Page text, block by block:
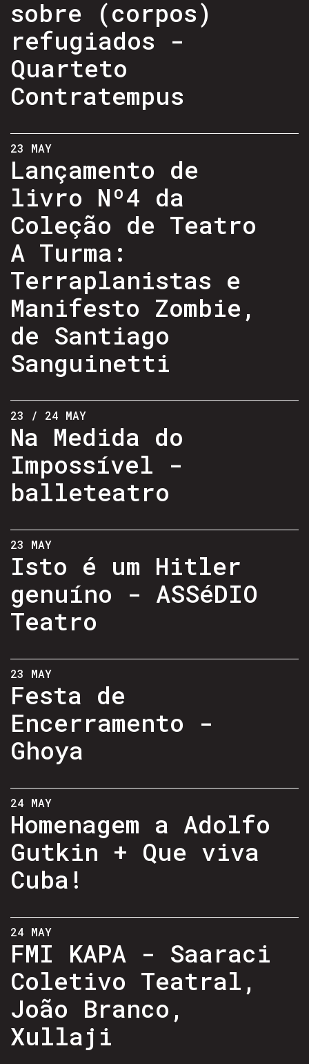
sobre (corpos)
refugiados -
Quarteto
Contratempus
23 MAY
Lançamento de
livro Nº4 da
Coleção de Teatro
A Turma:
Terraplanistas e
Manifesto Zombie,
de Santiago
Sanguinetti
23 / 24 MAY
Na Medida do
Impossível -
balleteatro
23 MAY
Isto é um Hitler
genuíno - ASSéDIO
Teatro
23 MAY
Festa de
Encerramento -
Ghoya
24 MAY
Homenagem a Adolfo
Gutkin + Que viva
Cuba!
24 MAY
FMI KAPA - Saaraci
Coletivo Teatral,
João Branco,
Xullaji